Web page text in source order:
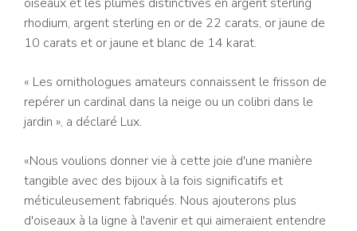
rhodium, argent sterling en or de 22 carats, or jaune de
10 carats et or jaune et blanc de 14 karat.
« Les ornithologues amateurs connaissent le frisson de
repérer un cardinal dans la neige ou un colibri dans le
jardin », a déclaré Lux.
«Nous voulions donner vie à cette joie d'une manière
tangible avec des bijoux à la fois significatifs et
méticuleusement fabriqués. Nous ajouterons plus
d'oiseaux à la ligne à l'avenir et qui aimeraient entendre